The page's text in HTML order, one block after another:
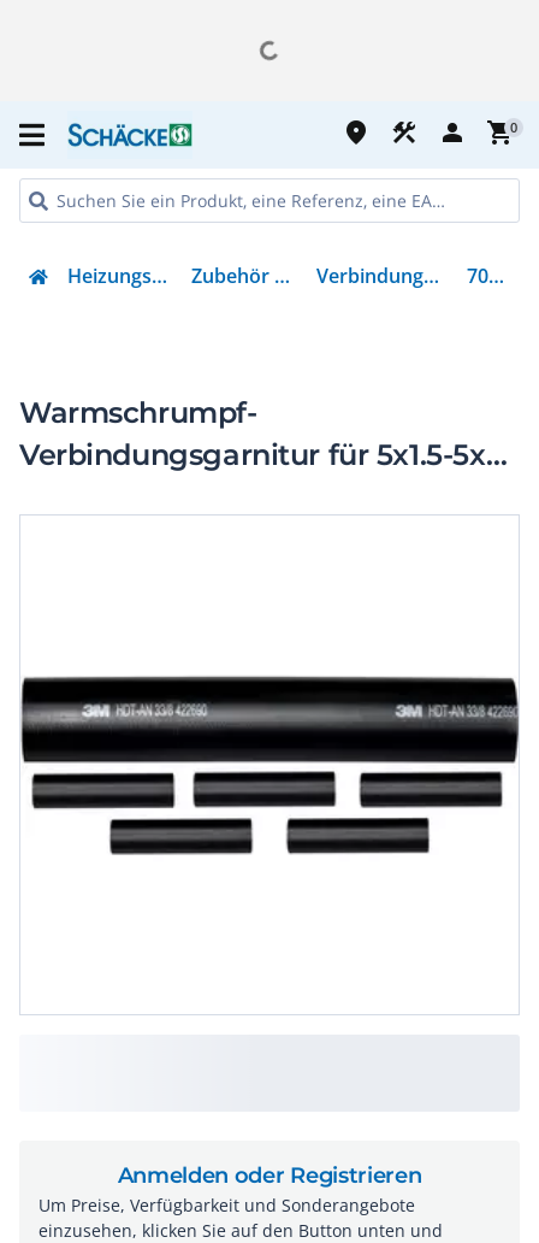
place construction person shopping_cart0
Heizungs- & Klimatechnik Zubehör Heizungstechnik Verbindungs-/Übergangsmuffe 7000099517
Warmschrumpf-
Verbindungsgarnitur für 5x1.5-5x6
Anmelden oder Registrieren
Um Preise, Verfügbarkeit und Sonderangebote
einzusehen, klicken Sie auf den Button unten und